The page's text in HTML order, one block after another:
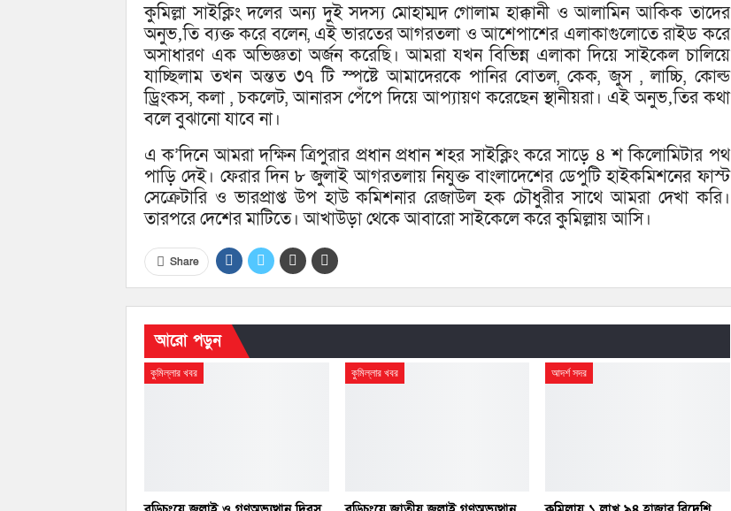
কুমিল্লা সাইক্লিং দলের অন্য দুই সদস্য মোহাম্মদ গোলাম হাক্কানী ও আলামিন আকিক তাদের
অনুভ‚তি ব্যক্ত করে বলেন, এই ভারতের আগরতলা ও আশেপাশের এলাকাগুলোতে রাইড করে
অসাধারণ এক অভিজ্ঞতা অর্জন করেছি। আমরা যখন বিভিন্ন এলাকা দিয়ে সাইকেল চালিয়ে
যাচ্ছিলাম তখন অন্তত ৩৭ টি স্পষ্টে আমাদেরকে পানির বোতল, কেক, জুস , লাচ্চি, কোল্ড
ড্রিংকস, কলা , চকলেট, আনারস পেঁপে দিয়ে আপ্যায়ণ করেছেন স্থানীয়রা। এই অনুভ‚তির কথা
বলে বুঝানো যাবে না।
এ ক’দিনে আমরা দক্ষিন ত্রিপুরার প্রধান প্রধান শহর সাইক্লিং করে সাড়ে ৪ শ কিলোমিটার পথ
পাড়ি দেই। ফেরার দিন ৮ জুলাই আগরতলায় নিযুক্ত বাংলাদেশের ডেপুটি হাইকমিশনের ফাস্ট
সেক্রেটারি ও ভারপ্রাপ্ত উপ হাউ কমিশনার রেজাউল হক চৌধুরীর সাথে আমরা দেখা করি।
তারপরে দেশের মাটিতে। আখাউড়া থেকে আবারো সাইকেলে করে কুমিল্লায় আসি।
Share
আরো পড়ুন
কুমিল্লার খবর কুমিল্লার খবর আদর্শ সদর